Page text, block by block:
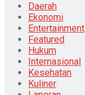
Daerah
Ekonomi
Entertainment
Featured
Hukum
Internasional
Kesehatan
Kuliner